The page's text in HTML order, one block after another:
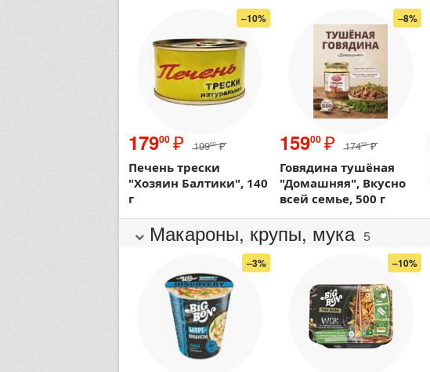
–10%
17900 ₽ 19900 ₽
Печень трески
"Хозяин Балтики", 140
г
–8%
15900 ₽ 17450 ₽
Говядина тушёная
"Домашняя", Вкусно
всей семье, 500 г
Макароны, крупы, мука 5
–3% –10%